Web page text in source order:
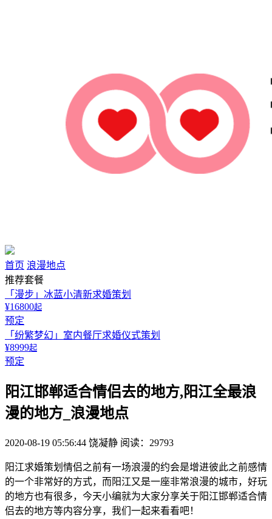
首页 浪漫地点
推荐套餐
「漫步」冰蓝小清新求婚策划
¥16800起
预定
「纷繁梦幻」室内餐厅求婚仪式策划
¥8999起
预定
阳江邯郸适合情侣去的地方,阳江全最浪
漫的地方_浪漫地点
2020-08-19 05:56:44 饶凝静 阅读：29793
阳江求婚策划情侣之前有一场浪漫的约会是增进彼此之前感情
的一个非常好的方式，而阳江又是一座非常浪漫的城市，好玩
的地方也有很多，今天小编就为大家分享关于阳江邯郸适合情
侣去的地方等内容分享，我们一起来看看吧！